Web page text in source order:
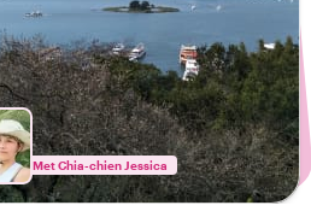
Met Chia-chien Jessica